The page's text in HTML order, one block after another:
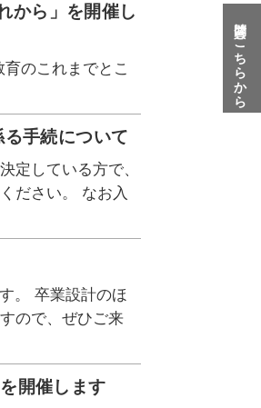
から」を開催し
のこれまでとこ
手続について
定している方で、
ださい。 なお入
。 卒業設計のほ
ので、ぜひご来
開催します
質問はこちらから